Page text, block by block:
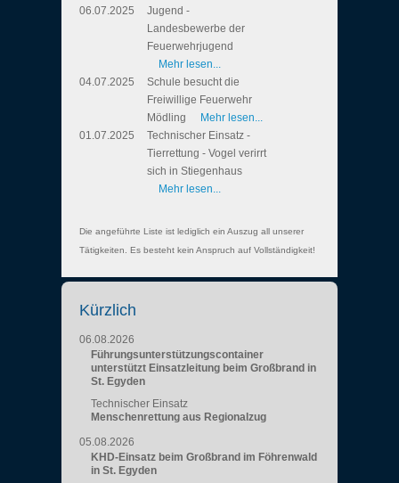
06.07.2025
Jugend -
Landesbewerbe der
Feuerwehrjugend
Mehr lesen...
04.07.2025
Schule besucht die
Freiwillige Feuerwehr
Mödling
Mehr lesen...
01.07.2025
Technischer Einsatz -
Tierrettung - Vogel verirrt
sich in Stiegenhaus
Mehr lesen...
Die angeführte Liste ist lediglich ein Auszug all unserer
Tätigkeiten. Es besteht kein Anspruch auf Vollständigkeit!
Kürzlich
06.08.2026
Führungsunterstützungscontainer
unterstützt Einsatzleitung beim Großbrand in
St. Egyden
Technischer Einsatz
Menschenrettung aus Regionalzug
05.08.2026
KHD-Einsatz beim Großbrand im Föhrenwald
in St. Egyden